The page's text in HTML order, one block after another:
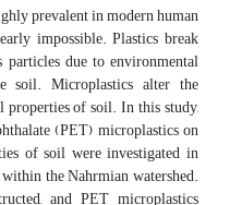
prevalent in modern human
impossible. Plastics break
due to environmental
soil. Microplastics alter the
of soil. In this study,
(PET) microplastics on
of soil were investigated in
the Nahrmian watershed.